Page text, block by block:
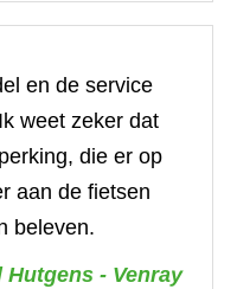
en de service
weet zeker dat
die er op
aan de fietsen
beleven.
Hutgens - Venray